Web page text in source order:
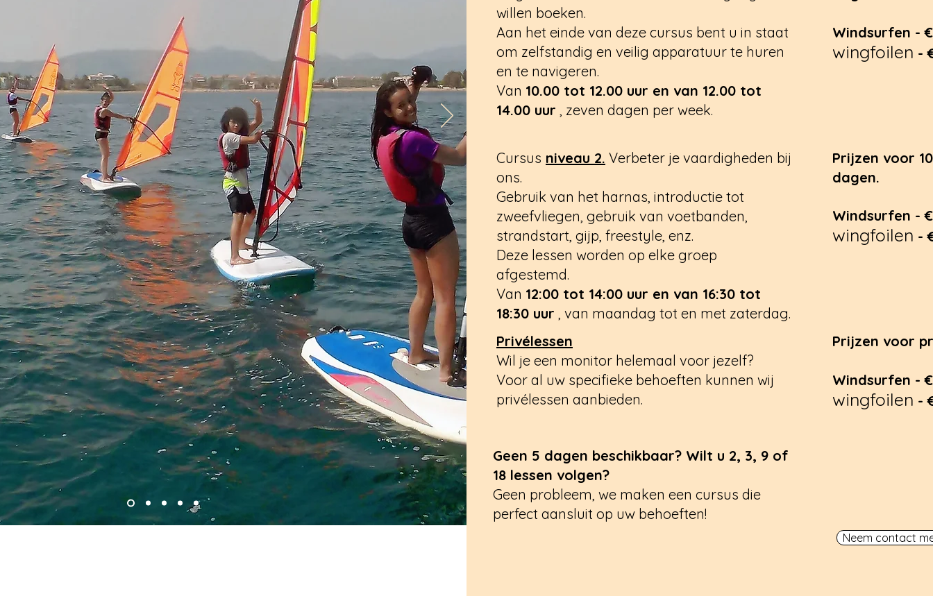
willen boeken.
Aan het einde van deze cursus bent u in staat
om zelfstandig en veilig apparatuur te huren
en te navigeren.
Van 10.00 tot 12.00 uur en van 12.00 tot
14.00 uur , zeven dagen per week.
Windsurfen -
wingfoilen -
Cursus niveau 2. Verbeter je vaardigheden bij
ons.
Gebruik van het harnas, introductie tot
zweefvliegen, gebruik van voetbanden,
strandstart, gijp, freestyle, enz.
Deze lessen worden op elke groep
afgestemd.
Van 12:00 tot 14:00 uur en van 16:30 tot
18:30 uur , van maandag tot en met zaterdag.
Prijzen voor
dagen.
Windsurfen -
wingfoilen -
Privélessen
Wil je een monitor helemaal voor jezelf?
Voor al uw specifieke behoeften kunnen wij
privélessen aanbieden.
Prijzen voor
Windsurfen -
wingfoilen -
Geen 5 dagen beschikbaar? Wilt u 2, 3, 9 of
18 lessen volgen?
Geen probleem, we maken een cursus die
perfect aansluit op uw behoeften!
Neem contact